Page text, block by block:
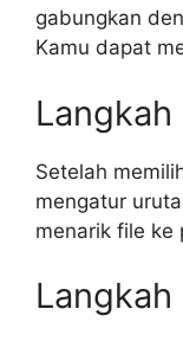
gabungkan
Kamu dapat
Setelah
mengatur
menarik file ke